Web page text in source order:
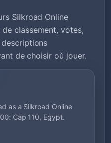
Silkroad Online
classement, votes,
de choisir où jouer.
as a Silkroad Online
Cap 110, Egypt.